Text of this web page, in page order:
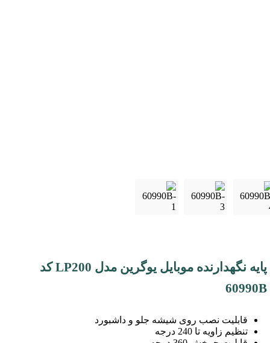
پایه نگهدارنده موبایل یوگرین مدل LP200 کد
60990B
قابلیت نصب روی شیشه جلو و داشبورد
تنظیم زاویه تا 240 درجه